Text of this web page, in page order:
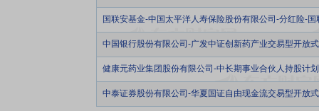
国联安基金-中国太平洋人寿保险股份有限公司-分红险-
中国银行股份有限公司-广发中证创新药产业交易型开放
健康元药业集团股份有限公司-中长期事业合伙人持股计
中泰证券股份有限公司-华夏国证自由现金流交易型开放